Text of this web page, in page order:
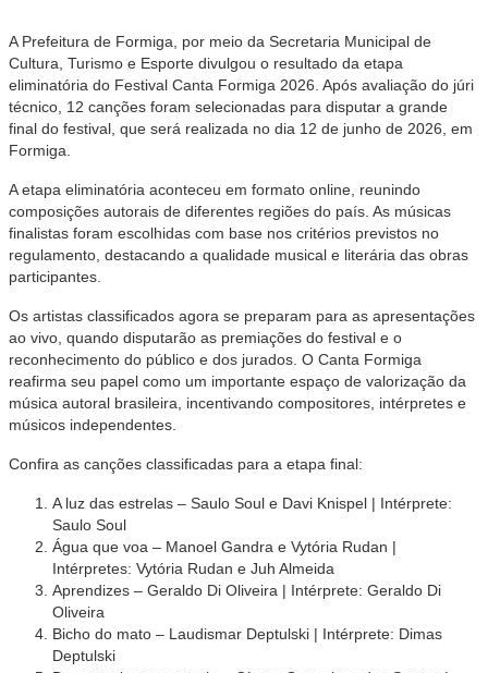
A Prefeitura de Formiga, por meio da Secretaria Municipal de
Cultura, Turismo e Esporte divulgou o resultado da etapa
eliminatória do Festival Canta Formiga 2026. Após avaliação do júri
técnico, 12 canções foram selecionadas para disputar a grande
final do festival, que será realizada no dia 12 de junho de 2026, em
Formiga.
A etapa eliminatória aconteceu em formato online, reunindo
composições autorais de diferentes regiões do país. As músicas
finalistas foram escolhidas com base nos critérios previstos no
regulamento, destacando a qualidade musical e literária das obras
participantes.
Os artistas classificados agora se preparam para as apresentações
ao vivo, quando disputarão as premiações do festival e o
reconhecimento do público e dos jurados. O Canta Formiga
reafirma seu papel como um importante espaço de valorização da
música autoral brasileira, incentivando compositores, intérpretes e
músicos independentes.
Confira as canções classificadas para a etapa final:
A luz das estrelas – Saulo Soul e Davi Knispel | Intérprete:
Saulo Soul
Água que voa – Manoel Gandra e Vytória Rudan |
Intérpretes: Vytória Rudan e Juh Almeida
Aprendizes – Geraldo Di Oliveira | Intérprete: Geraldo Di
Oliveira
Bicho do mato – Laudismar Deptulski | Intérprete: Dimas
Deptulski